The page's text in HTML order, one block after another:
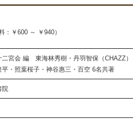
：￥600 ～ ￥940）
二宮会 編 東海林秀樹・丹羽智保（CHAZZ）
平・照葉桜子・神谷惠三・百空 6名共著
院